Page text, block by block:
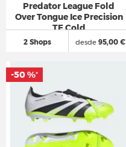
Predator League Fold
Over Tongue Ice Precision
TF Cold
2 Shops desde95,00 €
-50 %*
-50 %*